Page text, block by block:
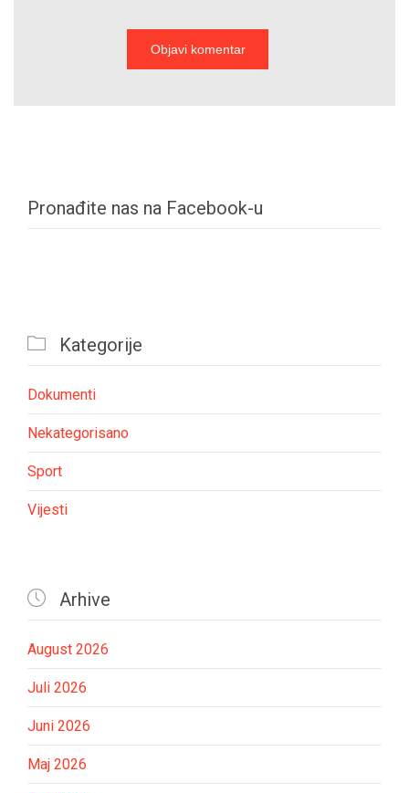
Pronađite nas na Facebook-u
 Kategorije
Dokumenti
Nekategorisano
Sport
Vijesti
 Arhive
August 2026
Juli 2026
Juni 2026
Maj 2026